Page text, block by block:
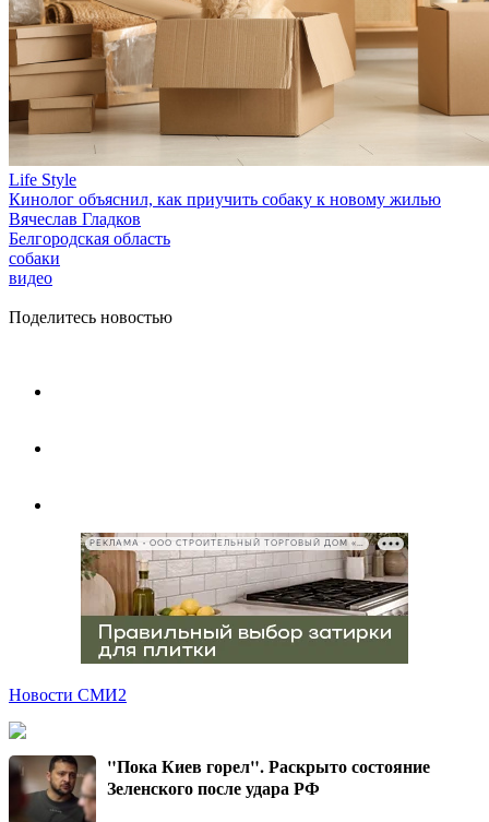
Life Style
Кинолог объяснил, как приучить собаку к новому жилью
Вячеслав Гладков
Белгородская область
собаки
видео
Поделитесь новостью
РЕКЛАМА • ООО СТРОИТЕЛЬНЫЙ ТОРГОВЫЙ ДОМ «ПЕТРОВИЧ», ИНН 7802348846
Новости СМИ2
"Пока Киев горел". Раскрыто состояние
Зеленского после удара РФ